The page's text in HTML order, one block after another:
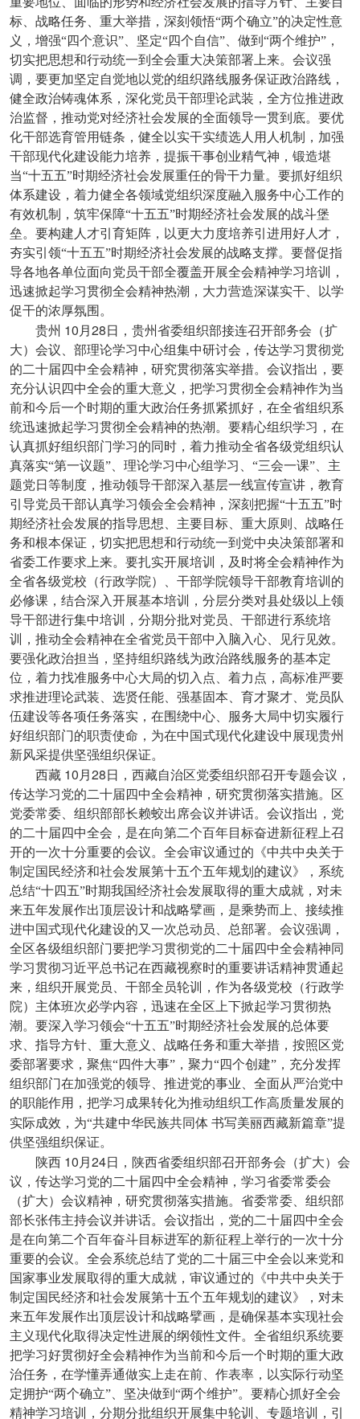
标、战略任务、重大举措，深刻领悟“两个确立”的决定性意
义，增强“四个意识”、坚定“四个自信”、做到“两个维护”，
切实把思想和行动统一到全会重大决策部署上来。会议强
调，要更加坚定自觉地以党的组织路线服务保证政治路线，
健全政治铸魂体系，深化党员干部理论武装，全方位推进政
治监督，推动党对经济社会发展的全面领导一贯到底。要优
化干部选育管用链条，健全以实干实绩选人用人机制，加强
干部现代化建设能力培养，提振干事创业精气神，锻造堪
当“十五五”时期经济社会发展重任的骨干力量。要抓好组织
体系建设，着力健全各领域党组织深度融入服务中心工作的
有效机制，筑牢保障“十五五”时期经济社会发展的战斗堡
垒。要构建人才引育矩阵，以更大力度培养引进用好人才，
夯实引领“十五五”时期经济社会发展的战略支撑。要督促指
导各地各单位面向党员干部全覆盖开展全会精神学习培训，
迅速掀起学习贯彻全会精神热潮，大力营造深谋实干、以学
促干的浓厚氛围。
贵州 10 月 28 日，贵州省委组织部接连召开部务会（扩
大）会议、部理论学习中心组集中研讨会，传达学习贯彻党
的二十届四中全会精神，研究贯彻落实举措。会议指出，要
充分认识四中全会的重大意义，把学习贯彻全会精神作为当
前和今后一个时期的重大政治任务抓紧抓好，在全省组织系
统迅速掀起学习贯彻全会精神的热潮。要精心组织学习，在
认真抓好组织部门学习的同时，着力推动全省各级党组织认
真落实“第一议题”、理论学习中心组学习、“三会一课”、主
题党日等制度，推动领导干部深入基层一线宣传宣讲，教育
引导党员干部认真学习领会全会精神，深刻把握“十五五”时
期经济社会发展的指导思想、主要目标、重大原则、战略任
务和根本保证，切实把思想和行动统一到党中央决策部署和
省委工作要求上来。要扎实开展培训，及时将全会精神作为
全省各级党校（行政学院）、干部学院领导干部教育培训的
必修课，结合深入开展基本培训，分层分类对县处级以上领
导干部进行集中培训，分期分批对党员、干部进行系统培
训，推动全会精神在全省党员干部中入脑入心、见行见效。
要强化政治担当，坚持组织路线为政治路线服务的基本定
位，着力找准服务中心大局的切入点、着力点，高标准严要
求推进理论武装、选贤任能、强基固本、育才聚才、党员队
伍建设等各项任务落实，在围绕中心、服务大局中切实履行
好组织部门的职责使命，为在中国式现代化建设中展现贵州
新风采提供坚强组织保证。
西藏 10 月 28 日，西藏自治区党委组织部召开专题会议，
传达学习党的二十届四中全会精神，研究贯彻落实措施。区
党委常委、组织部部长赖蛟出席会议并讲话。会议指出，党
的二十届四中全会，是在向第二个百年目标奋进新征程上召
开的一次十分重要的会议。全会审议通过的《中共中央关于
制定国民经济和社会发展第十五个五年规划的建议》，系统
总结“十四五”时期我国经济社会发展取得的重大成就，对未
来五年发展作出顶层设计和战略擘画，是乘势而上、接续推
进中国式现代化建设的又一次总动员、总部署。会议强调，
全区各级组织部门要把学习贯彻党的二十届四中全会精神同
学习贯彻习近平总书记在西藏视察时的重要讲话精神贯通起
来，组织开展党员、干部全员轮训，作为各级党校（行政学
院）主体班次必学内容，迅速在全区上下掀起学习贯彻热
潮。要深入学习领会“十五五”时期经济社会发展的总体要
求、指导方针、重大意义、战略任务和重大举措，按照区党
委部署要求，聚焦“四件大事”，聚力“四个创建”，充分发挥
组织部门在加强党的领导、推进党的事业、全面从严治党中
的职能作用，把学习成果转化为推动组织工作高质量发展的
实际成效，为“共建中华民族共同体 书写美丽西藏新篇章”提
供坚强组织保证。
陕西 10 月 24日，陕西省委组织部召开部务会（扩大）会
议，传达学习党的二十届四中全会精神，学习省委常委会
（扩大）会议精神，研究贯彻落实措施。省委常委、组织部
部长张伟主持会议并讲话。会议指出，党的二十届四中全会
是在向第二个百年奋斗目标进军的新征程上举行的一次十分
重要的会议。全会系统总结了党的二十届三中全会以来党和
国家事业发展取得的重大成就，审议通过的《中共中央关于
制定国民经济和社会发展第十五个五年规划的建议》，对未
来五年发展作出顶层设计和战略擘画，是确保基本实现社会
主义现代化取得决定性进展的纲领性文件。全省组织系统要
把学习好贯彻好全会精神作为当前和今后一个时期的重大政
治任务，在学懂弄通做实上走在前、作表率，以实际行动坚
定拥护“两个确立”、坚决做到“两个维护”。要精心抓好全会
精神学习培训，分期分批组织开展集中轮训、专题培训，引